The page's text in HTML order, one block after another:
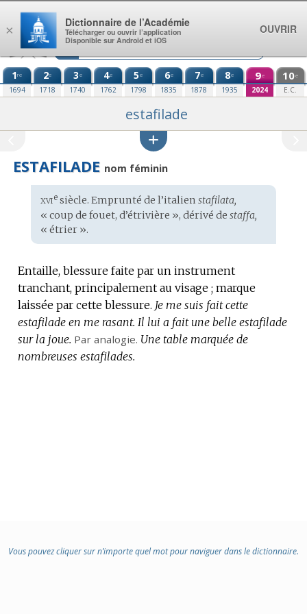
Aller au contenu
1re
1694
2e
1718
3e
1740
4e
1762
5e
1798
6e
1835
7e
1878
8e
1935
9e
2024
10e
E.C.
estafilade
ESTAFILADE nom féminin
Étymologie
:
xviesiècle. Emprunté de l’italien stafilata,
« coup de fouet, d’étrivière », dérivé de staffa,
« étrier ».
Entaille, blessure faite par un instrument
tranchant, principalement au visage ; marque
laissée par cette blessure. Je me suis fait cette
estafilade en me rasant. Il lui a fait une belle estafilade
sur la joue. Par analogie. Une table marquée de
nombreuses estafilades.
Vous pouvez cliquer sur n’importe quel mot pour naviguer dans le dictionnaire.
×
Dictionnaire de l’Académie
Télécharger ou ouvrir l’application
Disponible sur Android et iOS
OUVRIR